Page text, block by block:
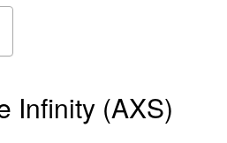
Infinity (AXS)